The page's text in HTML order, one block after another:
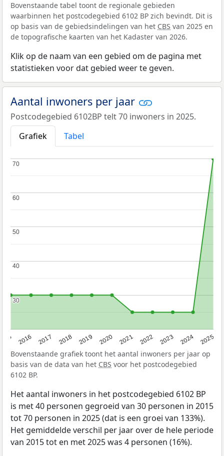
Bovenstaande tabel toont de regionale gebieden
waarbinnen het postcodegebied 6102 BP zich bevindt. Dit is
op basis van de gebiedsindelingen van het CBS van 2025 en
de topografische kaarten van het Kadaster van 2026.
Klik op de naam van een gebied om de pagina met
statistieken voor dat gebied weer te geven.
Aantal inwoners per jaar
Postcodegebied 6102BP telt 70 inwoners in 2025.
Grafiek
Tabel
2016 2017 2018 2019 2020 2021 2022 2023 2024 2025
30
30
40
40
50
50
60
60
70
70
Bovenstaande grafiek toont het aantal inwoners per jaar op
basis van de data van het CBS voor het postcodegebied
6102 BP.
Het aantal inwoners in het postcodegebied 6102 BP
is met 40 personen gegroeid van 30 personen in 2015
tot 70 personen in 2025 (dat is een groei van 133%).
Het gemiddelde verschil per jaar over de hele periode
van 2015 tot en met 2025 was 4 personen (16%).